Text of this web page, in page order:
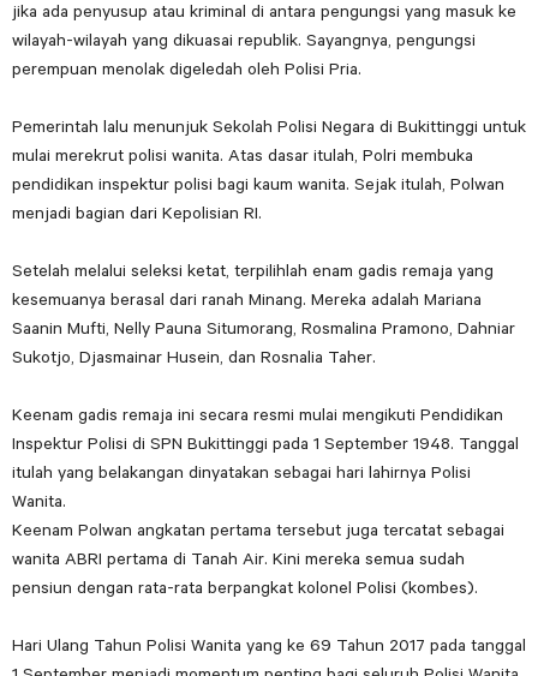
jika ada penyusup atau kriminal di antara pengungsi yang masuk ke
wilayah-wilayah yang dikuasai republik. Sayangnya, pengungsi
perempuan menolak digeledah oleh Polisi Pria.
Pemerintah lalu menunjuk Sekolah Polisi Negara di Bukittinggi untuk
mulai merekrut polisi wanita. Atas dasar itulah, Polri membuka
pendidikan inspektur polisi bagi kaum wanita. Sejak itulah, Polwan
menjadi bagian dari Kepolisian RI.
Setelah melalui seleksi ketat, terpilihlah enam gadis remaja yang
kesemuanya berasal dari ranah Minang. Mereka adalah Mariana
Saanin Mufti, Nelly Pauna Situmorang, Rosmalina Pramono, Dahniar
Sukotjo, Djasmainar Husein, dan Rosnalia Taher.
Keenam gadis remaja ini secara resmi mulai mengikuti Pendidikan
Inspektur Polisi di SPN Bukittinggi pada 1 September 1948. Tanggal
itulah yang belakangan dinyatakan sebagai hari lahirnya Polisi
Wanita.
Keenam Polwan angkatan pertama tersebut juga tercatat sebagai
wanita ABRI pertama di Tanah Air. Kini mereka semua sudah
pensiun dengan rata-rata berpangkat kolonel Polisi (kombes).
Hari Ulang Tahun Polisi Wanita yang ke 69 Tahun 2017 pada tanggal